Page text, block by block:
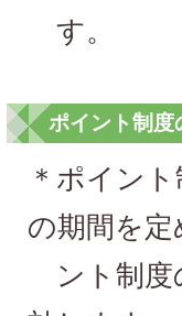
す。
ポイント制度
＊ポイン
の期間を
ント制度